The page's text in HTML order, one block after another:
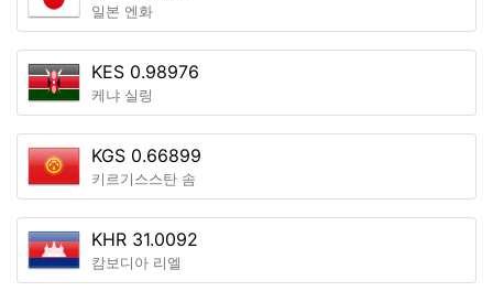
일본 엔화
KES 0.98976
케냐 실링
KGS 0.66899
키르기스스탄 솜
KHR 31.0092
캄보디아 리엘